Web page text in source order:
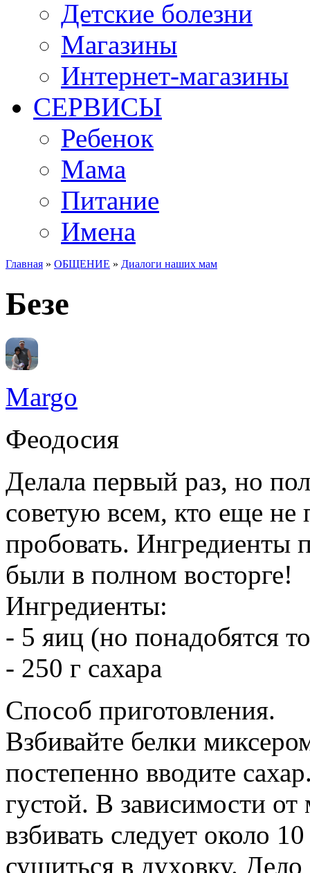
Детские болезни
Магазины
Интернет-магазины
СЕРВИСЫ
Ребенок
Мама
Питание
Имена
Главная » ОБЩЕНИЕ » Диалоги наших мам
Безе
Margo
Феодосия
Делала первый раз, но
советую всем, кто еще не
пробовать. Ингредиенты
были в полном восторге!
Ингредиенты:
- 5 яиц (но понадобятся
- 250 г сахара
Способ приготовления.
Взбивайте белки
постепенно вводите
густой. В зависимости
взбивать следует около
сушиться в духовку.